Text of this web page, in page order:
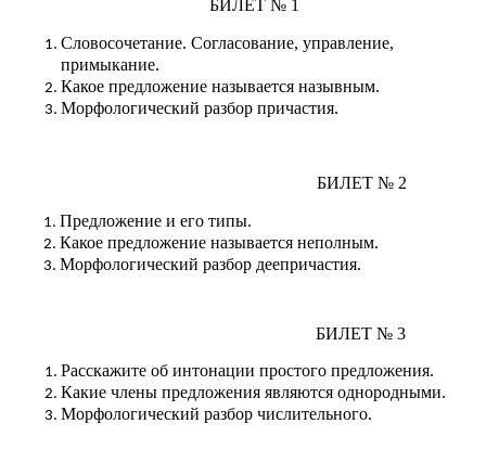
БИЛЕТ № 1
Словосочетание. Согласование, управление,
примыкание.
Какое предложение называется назывным.
Морфологический разбор причастия.
БИЛЕТ № 2
Предложение и его типы.
Какое предложение называется неполным.
Морфологический разбор деепричастия.
БИЛЕТ № 3
Расскажите об интонации простого предложения.
Какие члены предложения являются однородными.
Морфологический разбор числительного.